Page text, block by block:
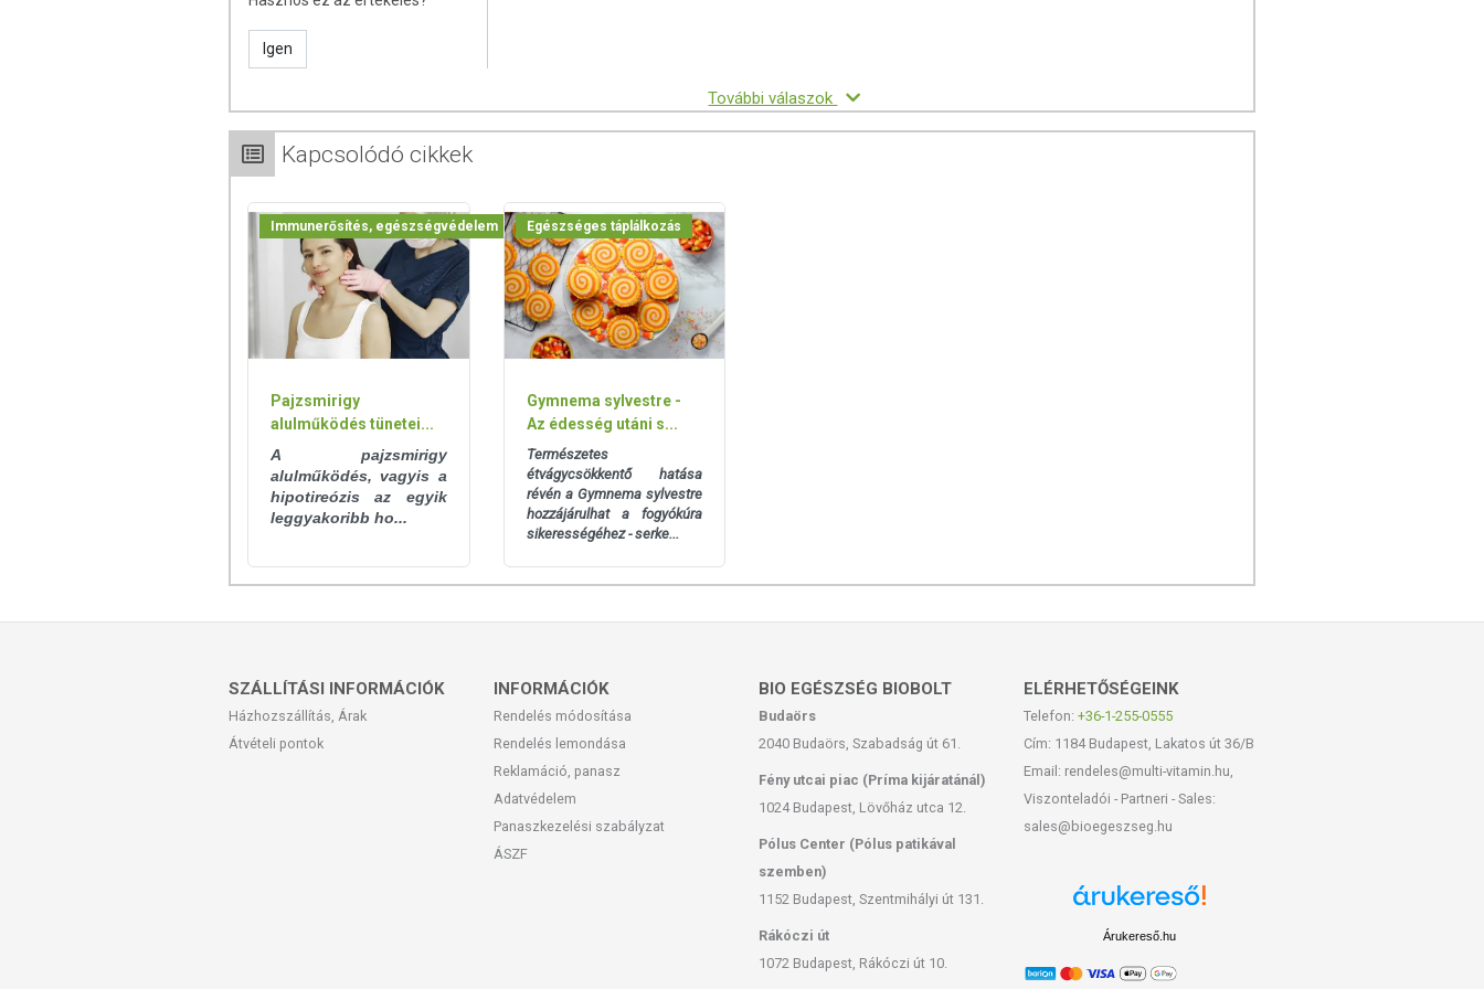
Igen
További válaszok
Kapcsolódó cikkek
Immunerősítés, egészségvédelem
Pajzsmirigy
alulműködés tünetei...
A pajzsmirigy
alulműködés, vagyis a
hipotireózis az egyik
leggyakoribb ho...
Egészséges táplálkozás
Gymnema sylvestre -
Az édesség utáni s...
Természetes
étvágycsökkentő hatása
révén a Gymnema sylvestre
hozzájárulhat a fogyókúra
sikerességéhez - serke...
SZÁLLÍTÁSI INFORMÁCIÓK
Házhozszállítás, Árak
Átvételi pontok
INFORMÁCIÓK
Rendelés módosítása
Rendelés lemondása
Reklamáció, panasz
Adatvédelem
Panaszkezelési szabályzat
ÁSZF
BIO EGÉSZSÉG BIOBOLT
Budaörs
2040 Budaörs, Szabadság út 61.
Fény utcai piac (Príma kijáratánál)
1024 Budapest, Lövőház utca 12.
Pólus Center (Pólus patikával
szemben)
1152 Budapest, Szentmihályi út 131.
Rákóczi út
1072 Budapest, Rákóczi út 10.
ELÉRHETŐSÉGEINK
Telefon: +36-1-255-0555
Cím: 1184 Budapest, Lakatos út 36/B
Email: rendeles@multi-vitamin.hu,
Viszonteladói - Partneri - Sales:
sales@bioegeszseg.hu
Árukereső.hu